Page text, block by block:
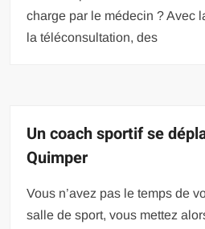
charge par le médecin ? Avec
la téléconsultation, des
Un coach sportif se
Quimper
Vous n’avez pas le temps de
salle de sport, vous mettez